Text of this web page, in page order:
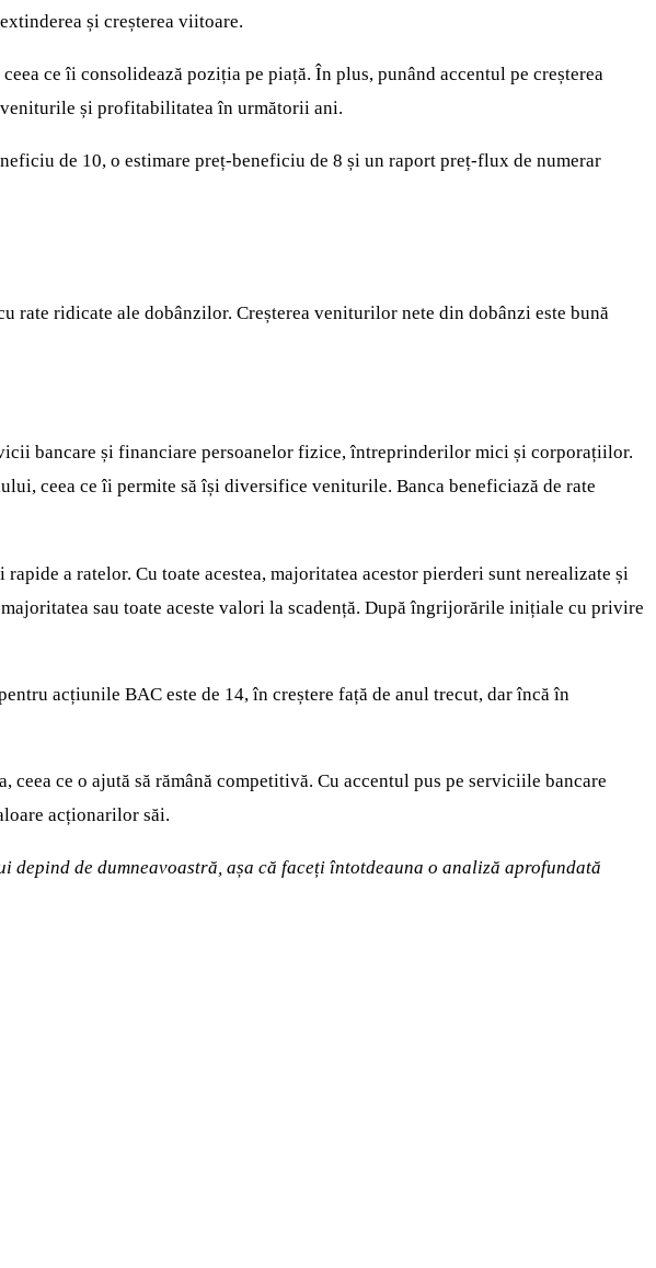
și creșterea viitoare.
ce îi consolidează poziția pe piață. În plus, punând accentul pe creșterea
și profitabilitatea în următorii ani.
de 10, o estimare preț-beneficiu de 8 și un raport preț-flux de numerar
rate ridicate ale dobânzilor. Creșterea veniturilor nete din dobânzi este bună
bancare și financiare persoanelor fizice, întreprinderilor mici și corporațiilor.
ceea ce îi permite să își diversifice veniturile. Banca beneficiază de rate
a ratelor. Cu toate acestea, majoritatea acestor pierderi sunt nerealizate și
sau toate aceste valori la scadență. După îngrijorările inițiale cu privire
acțiunile BAC este de 14, în creștere față de anul trecut, dar încă în
ce o ajută să rămână competitivă. Cu accentul pus pe serviciile bancare
acționarilor săi.
de dumneavoastră, așa că faceți întotdeauna o analiză aprofundată